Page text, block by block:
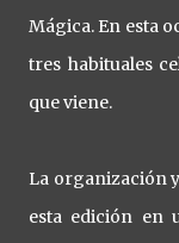
Mágica. En esta
tres habituales
que viene.
La organización
esta edición en